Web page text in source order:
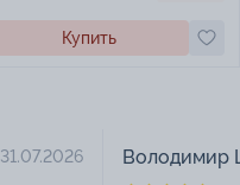
Купить
31.07.2026 Володимир